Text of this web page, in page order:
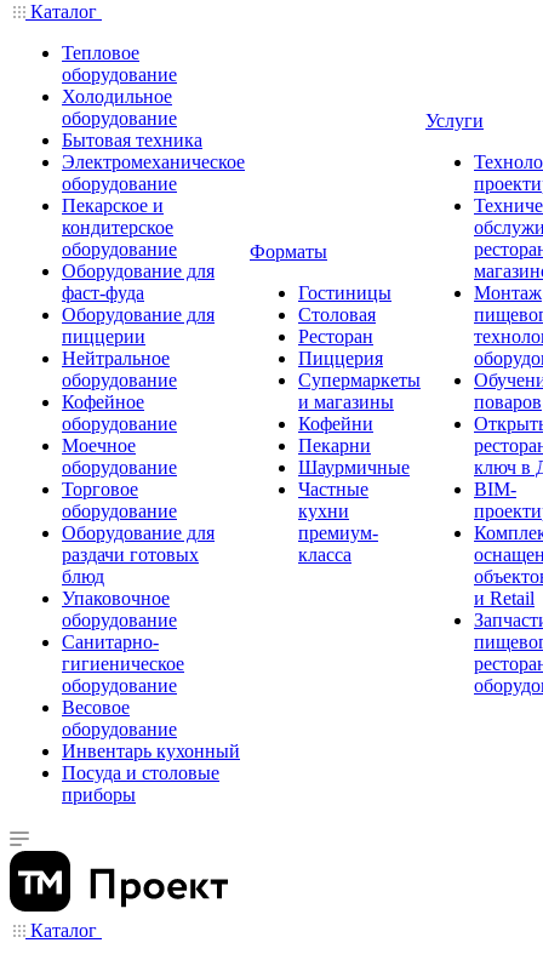
Каталог
Тепловое
оборудование
Холодильное
оборудование
Бытовая техника
Электромеханическое
оборудование
Пекарское и
кондитерское
оборудование
Оборудование для
фаст-фуда
Оборудование для
пиццерии
Нейтральное
оборудование
Кофейное
оборудование
Моечное
оборудование
Торговое
оборудование
Оборудование для
раздачи готовых
блюд
Упаковочное
оборудование
Санитарно-
гигиеническое
оборудование
Весовое
оборудование
Инвентарь кухонный
Посуда и столовые
приборы
Форматы
Гостиницы
Столовая
Ресторан
Пиццерия
Супермаркеты
и магазины
Кофейни
Пекарни
Шаурмичные
Частные
кухни
премиум-
класса
Услуги
Монтаж
поваров
ключ в
BIM-
и Retail
Каталог